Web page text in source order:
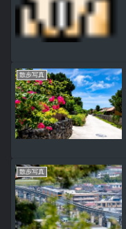
散歩写真
散歩写真